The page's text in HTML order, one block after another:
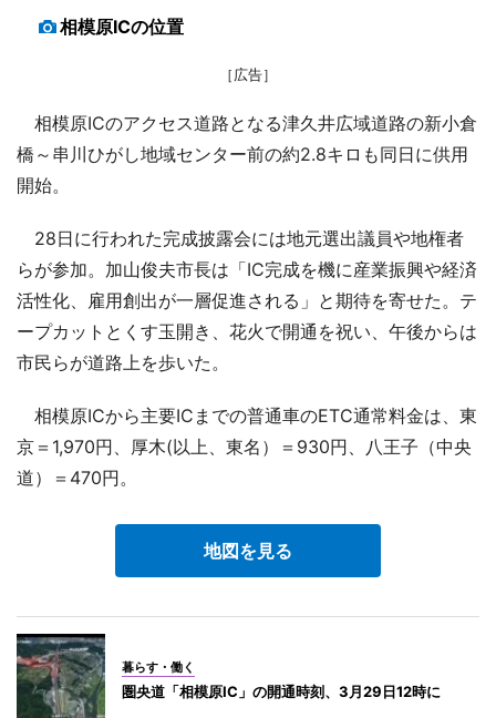
相模原ICの位置
［広告］
相模原ICのアクセス道路となる津久井広域道路の新小倉
橋～串川ひがし地域センター前の約2.8キロも同日に供用
開始。
28日に行われた完成披露会には地元選出議員や地権者
らが参加。加山俊夫市長は「IC完成を機に産業振興や経済
活性化、雇用創出が一層促進される」と期待を寄せた。テ
ープカットとくす玉開き、花火で開通を祝い、午後からは
市民らが道路上を歩いた。
相模原ICから主要ICまでの普通車のETC通常料金は、東
京＝1,970円、厚木(以上、東名）＝930円、八王子（中央
道）＝470円。
地図を見る
暮らす・働く
圏央道「相模原IC」の開通時刻、3月29日12時に